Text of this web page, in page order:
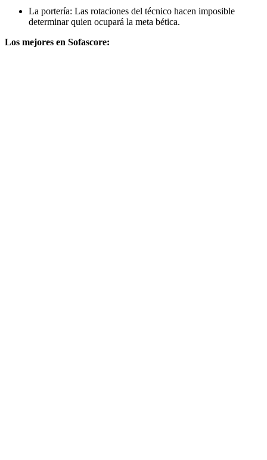
La portería: Las rotaciones del técnico hacen imposible
determinar quien ocupará la meta bética.
Los mejores en Sofascore: